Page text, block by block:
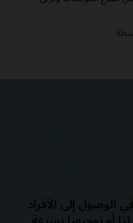
"تساعدنا Oracle Service في الوصول إلى الأفراد
أو توجيهنا بسرعة